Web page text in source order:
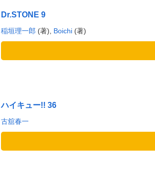
Dr.STONE 9
稲垣理一郎 (著), Boichi(著)
ハイキュー!! 36
古舘春一